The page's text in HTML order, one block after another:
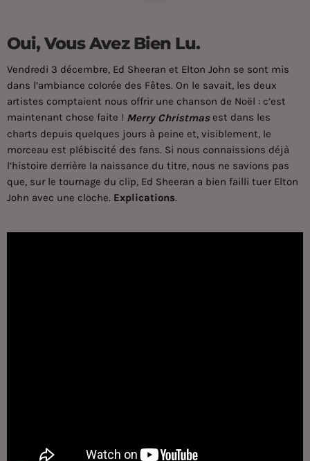
Oui, Vous Avez Bien Lu.
Vendredi 3 décembre, Ed Sheeran et Elton John se sont mis
dans l’ambiance colorée des Fêtes. On le savait, les deux
artistes comptaient nous offrir une chanson de Noël : c’est
maintenant chose faite ! Merry Christmas est dans les
charts depuis quelques jours à peine et, visiblement, le
morceau est plébiscité des fans. Si nous connaissions déjà
l’histoire derrière la naissance du titre, nous ne savions pas
que, sur le tournage du clip, Ed Sheeran a bien failli tuer Elton
John avec une cloche. Explications.